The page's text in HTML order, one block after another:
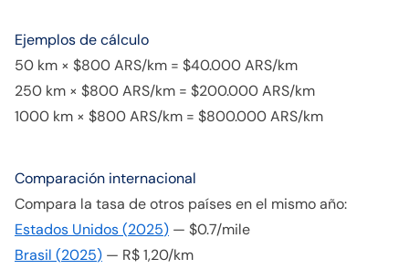
Ejemplos de cálculo
50 km × $800 ARS/km = $40.000 ARS/km
250 km × $800 ARS/km = $200.000 ARS/km
1000 km × $800 ARS/km = $800.000 ARS/km
Comparación internacional
Compara la tasa de otros países en el mismo año:
Estados Unidos(2025) — $0.7/mile
Brasil (2025) — R$ 1,20/km